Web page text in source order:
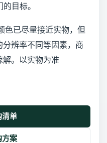
目标。
色已尽量接近实物，但
分辨率不同等因素，商
解。以实物为准
清单
方案